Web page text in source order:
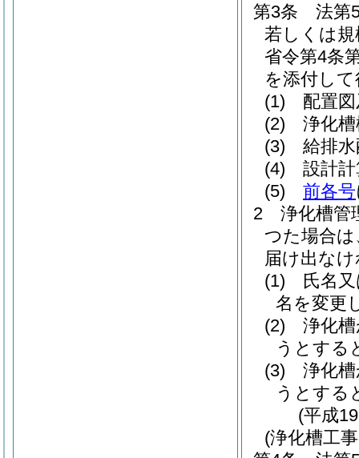
第3条
法第
若しくは規
省令第4条
を添付し
(1)
配置
(2)
浄化
(3)
給排
(4)
設計
(5)
前各号
2
浄化槽管
つた場合
届け出な
(1)
氏名
名を変更
(2)
浄化
うとする
(3)
浄化
うとする
(平成
(浄化槽工